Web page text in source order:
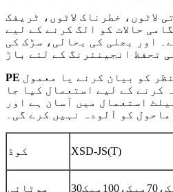
لاٹوں، ​​خطرناک لاٹوں، ​​ٹریفک
حالات کو الگ کرنے کے لیے
اور بجلی کی بحالی، سڑک کی
کو بیان کرنے یا معمول
کرنے کے لیے استعمال کیا جا
استعمال میں آسان ہے اور
کو آلودہ نہیں کرے گی۔
کوڈ XSD-JS(T)
موٹائی